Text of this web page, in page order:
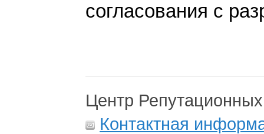
согласования с
Центр
Контактная